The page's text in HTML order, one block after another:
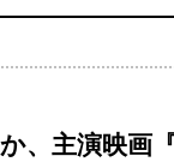
、主演映画